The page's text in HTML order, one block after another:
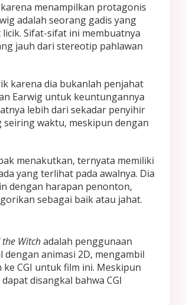
menampilkan protagonis
adalah seorang gadis yang
Sifat-sifat ini membuatnya
jauh dari stereotip pahlawan
karena dia bukanlah penjahat
Earwig untuk keuntungannya
lebih dari sekadar penyihir
waktu, meskipun dengan
menakutkan, ternyata memiliki
yang terlihat pada awalnya. Dia
dengan harapan penonton,
sebagai baik atau jahat.
Witchadalah penggunaan
dengan animasi 2D, mengambil
CGI untuk film ini. Meskipun
disangkal bahwa CGI